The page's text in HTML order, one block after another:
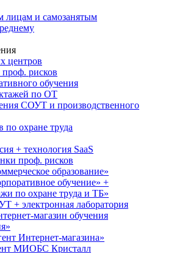
лицам и самозанятым
центров
рисков
обучения
по ОТ
СОУТ и производственного
по охране труда
+ технология SaaS
проф. рисков
образование»
обучение» +
по охране труда и ТБ»
+ электронная лаборатория
магазин обучения
Интернет-магазина»
МИОБС Кристалл